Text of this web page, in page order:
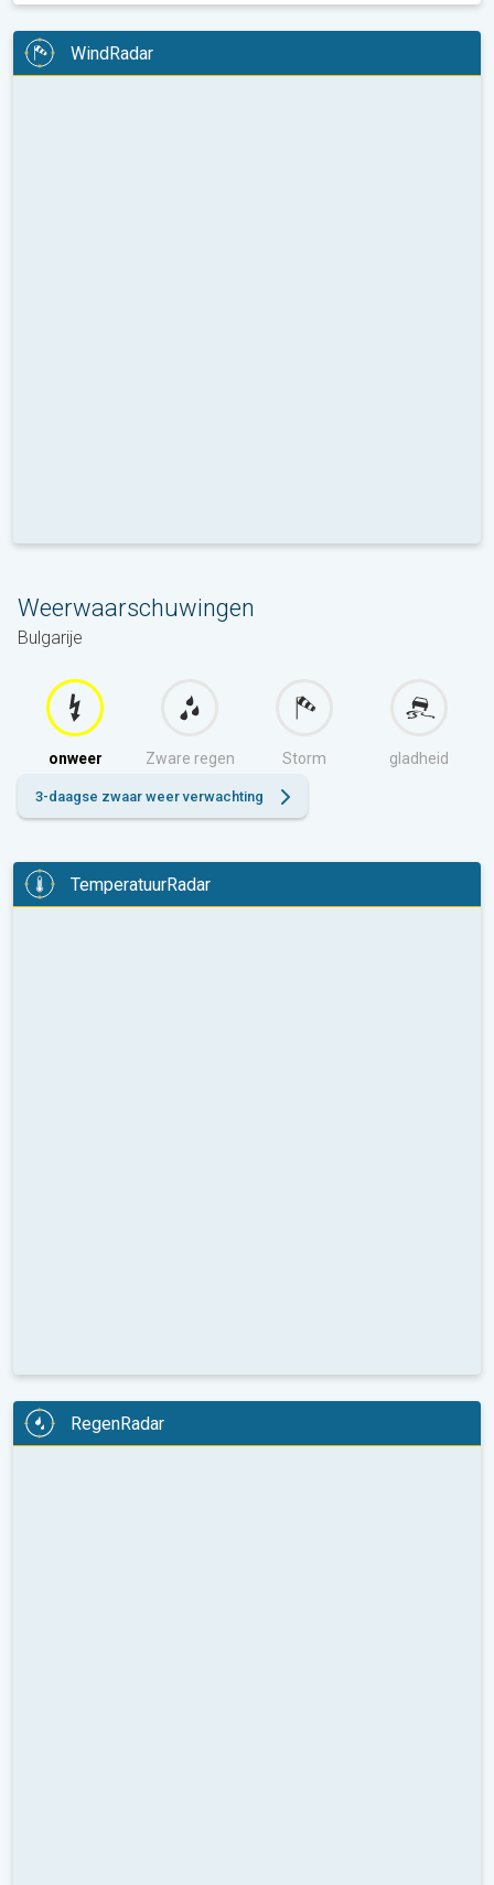
WindRadar
Weerwaarschuwingen
Bulgarije
onweer Zware regen Storm gladheid
3-daagse zwaar weer verwachting
TemperatuurRadar
RegenRadar